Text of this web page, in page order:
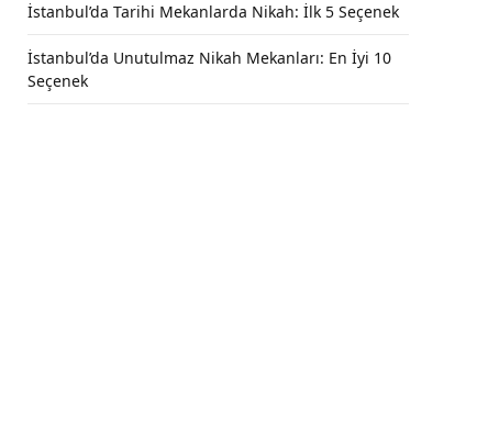
İstanbul’da Tarihi Mekanlarda Nikah: İlk 5 Seçenek
İstanbul’da Unutulmaz Nikah Mekanları: En İyi 10
Seçenek